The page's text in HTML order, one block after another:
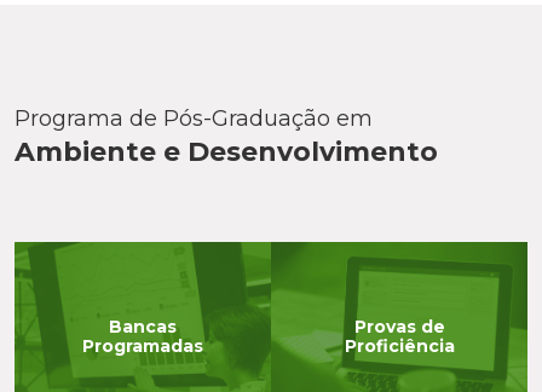
Programa de Pós-Graduação em
Ambiente e Desenvolvimento
Bancas
Programadas
Provas de
Proficiência